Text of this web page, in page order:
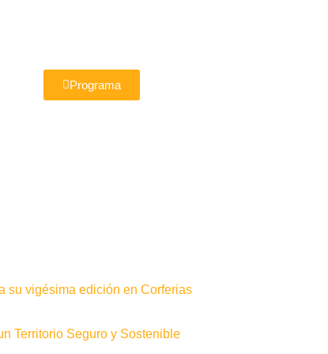
Programa
su vigésima edición en Corferias
Territorio Seguro y Sostenible